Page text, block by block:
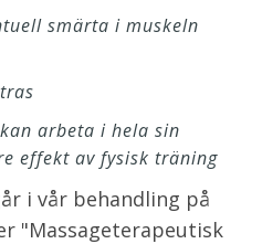
smärta i muskeln
arbeta i hela sin
effekt av fysisk träning
i vår behandling på
"Massageterapeutisk